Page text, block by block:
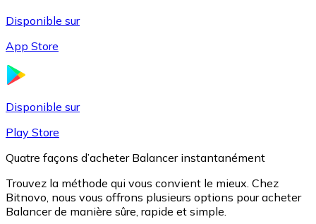
Disponible sur
App Store
Disponible sur
Play Store
Quatre façons d’acheter Balancer instantanément
Trouvez la méthode qui vous convient le mieux. Chez
Bitnovo, nous vous offrons plusieurs options pour acheter
Balancer de manière sûre, rapide et simple.